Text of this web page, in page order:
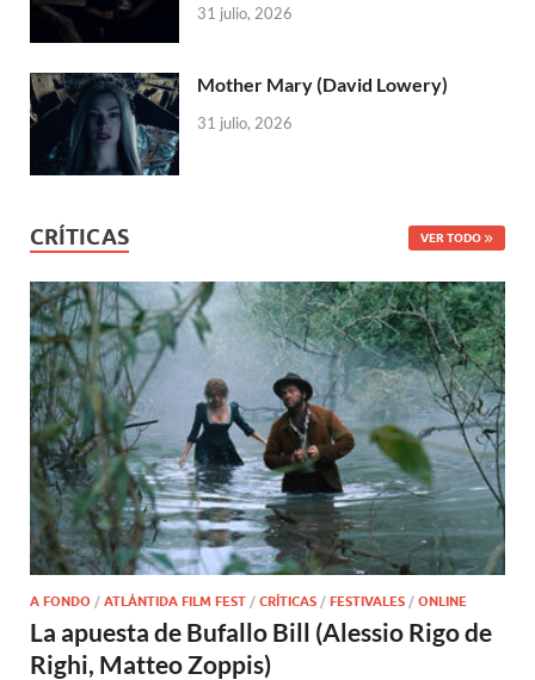
31 julio, 2026
Mother Mary (David Lowery)
31 julio, 2026
CRÍTICAS VER TODO
A FONDO / ATLÁNTIDA FILM FEST / CRÍTICAS / FESTIVALES / ONLINE
La apuesta de Bufallo Bill (Alessio Rigo de
Righi, Matteo Zoppis)